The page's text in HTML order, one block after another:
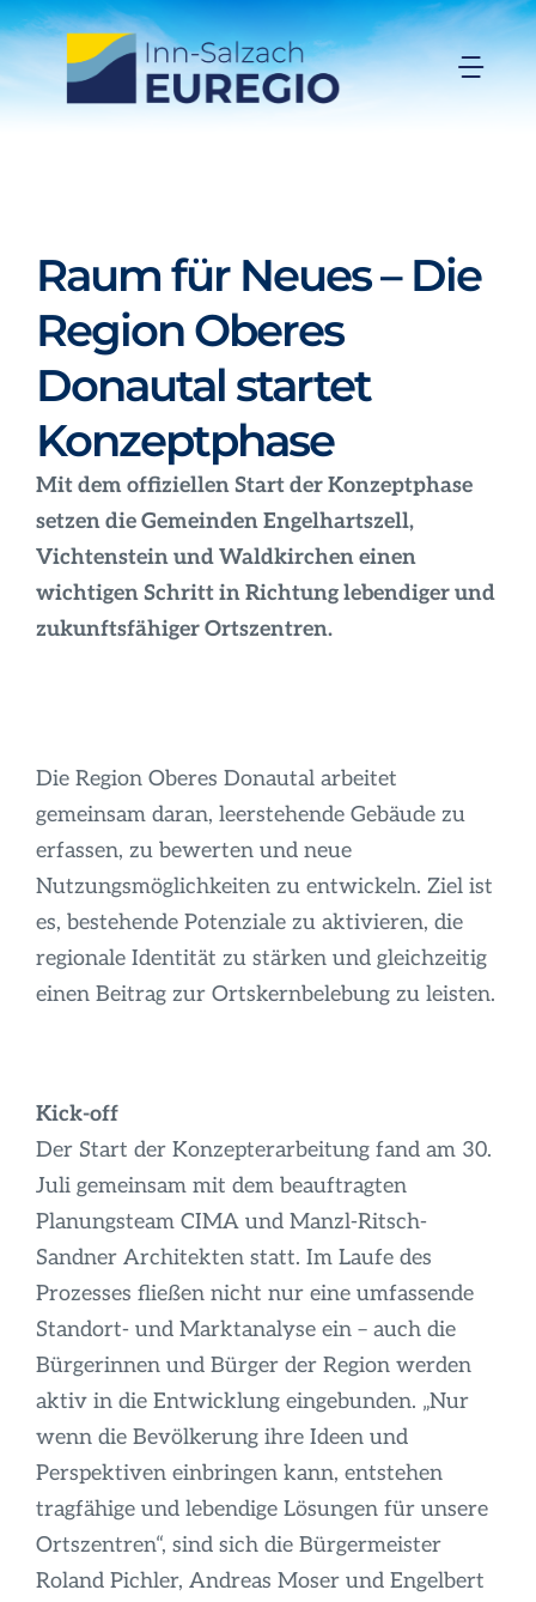
Zum
Inhalt
springen
Projekte
Förderungen
Organisation
Infos
Raum für Neues – Die
Region Oberes
Donautal startet
Konzeptphase
Mit dem offiziellen Start der Konzeptphase
setzen die Gemeinden Engelhartszell,
Vichtenstein und Waldkirchen einen
wichtigen Schritt in Richtung lebendiger und
zukunftsfähiger Ortszentren.
Die Region Oberes Donautal arbeitet
gemeinsam daran, leerstehende Gebäude zu
erfassen, zu bewerten und neue
Nutzungsmöglichkeiten zu entwickeln. Ziel ist
es, bestehende Potenziale zu aktivieren, die
regionale Identität zu stärken und gleichzeitig
einen Beitrag zur Ortskernbelebung zu leisten.
Kick-off
Der Start der Konzepterarbeitung fand am 30.
Juli gemeinsam mit dem beauftragten
Planungsteam CIMA und Manzl-Ritsch-
Sandner Architekten statt. Im Laufe des
Prozesses fließen nicht nur eine umfassende
Standort- und Marktanalyse ein – auch die
Bürgerinnen und Bürger der Region werden
aktiv in die Entwicklung eingebunden. „Nur
wenn die Bevölkerung ihre Ideen und
Perspektiven einbringen kann, entstehen
tragfähige und lebendige Lösungen für unsere
Ortszentren“, sind sich die Bürgermeister
Roland Pichler, Andreas Moser und Engelbert